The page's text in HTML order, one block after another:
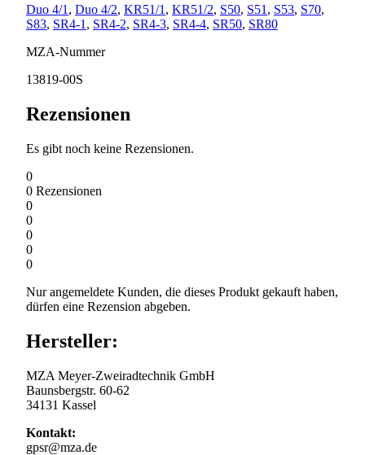
Duo 4/1 , Duo 4/2, KR51/1 , KR51/2, S50, S51 , S53, S70,
S83, SR4-1 , SR4-2, SR4-3, SR4-4, SR50, SR80
MZA-Nummer
13819-00S
Rezensionen
Es gibt noch keine Rezensionen.
0
0 Rezensionen
0
0
0
0
0
Nur angemeldete Kunden, die dieses Produkt gekauft haben,
dürfen eine Rezension abgeben.
Hersteller:
MZA Meyer-Zweiradtechnik GmbH
Baunsbergstr. 60-62
34131 Kassel
Kontakt:
gpsr@mza.de